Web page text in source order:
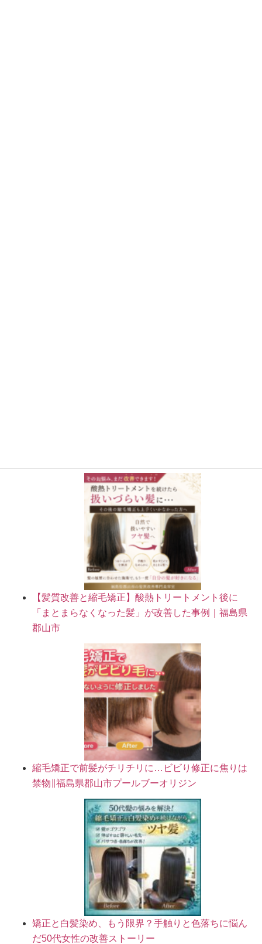
【髪質改善と縮毛矯正】酸熱トリートメント後に
「まとまらなくなった髪」が改善した事例｜福島県
郡山市
縮毛矯正で前髪がチリチリに…ビビり修正に焦りは
禁物∥福島県郡山市プールブーオリジン
矯正と白髪染め、もう限界？手触りと色落ちに悩ん
だ50代女性の改善ストーリー